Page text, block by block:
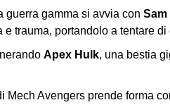
guerra gamma si avvia con Sam
e trauma, portandolo a tentare
Apex Hulk, una bestia
Mech Avengers prende forma